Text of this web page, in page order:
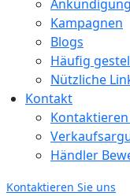
Kampagnen
Blogs
Häufig
Nützliche
Kontakt
Kontaktieren
Händler
Kontaktieren Sie uns